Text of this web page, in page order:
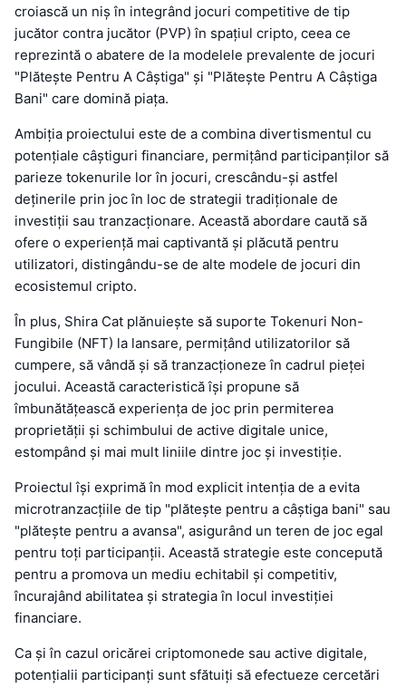
croiască un niș în integrând jocuri competitive de tip
jucător contra jucător (PVP) în spațiul cripto, ceea ce
reprezintă o abatere de la modelele prevalente de jocuri
"Plătește Pentru A Câștiga" și "Plătește Pentru A Câștiga
Bani" care domină piața.
Ambiția proiectului este de a combina divertismentul cu
potențiale câștiguri financiare, permițând participanților să
parieze tokenurile lor în jocuri, crescându-și astfel
deținerile prin joc în loc de strategii tradiționale de
investiții sau tranzacționare. Această abordare caută să
ofere o experiență mai captivantă și plăcută pentru
utilizatori, distingându-se de alte modele de jocuri din
ecosistemul cripto.
În plus, Shira Cat plănuiește să suporte Tokenuri Non-
Fungibile (NFT) la lansare, permițând utilizatorilor să
cumpere, să vândă și să tranzacționeze în cadrul pieței
jocului. Această caracteristică își propune să
îmbunătățească experiența de joc prin permiterea
proprietății și schimbului de active digitale unice,
estompând și mai mult liniile dintre joc și investiție.
Proiectul își exprimă în mod explicit intenția de a evita
microtranzacțiile de tip "plătește pentru a câștiga bani" sau
"plătește pentru a avansa", asigurând un teren de joc egal
pentru toți participanții. Această strategie este concepută
pentru a promova un mediu echitabil și competitiv,
încurajând abilitatea și strategia în locul investiției
financiare.
Ca și în cazul oricărei criptomonede sau active digitale,
potențialii participanți sunt sfătuiți să efectueze cercetări